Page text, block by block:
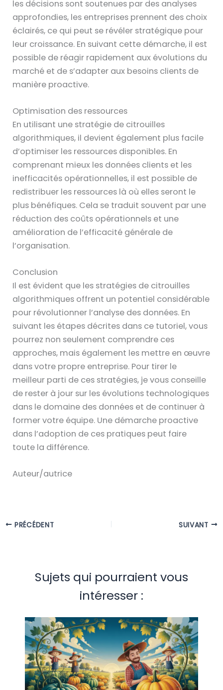
les décisions sont soutenues par des analyses
approfondies, les entreprises prennent des choix
éclairés, ce qui peut se révéler stratégique pour
leur croissance. En suivant cette démarche, il est
possible de réagir rapidement aux évolutions du
marché et de s’adapter aux besoins clients de
manière proactive.
Optimisation des ressources
En utilisant une stratégie de citrouilles
algorithmiques, il devient également plus facile
d’optimiser les ressources disponibles. En
comprenant mieux les données clients et les
inefficacités opérationnelles, il est possible de
redistribuer les ressources là où elles seront le
plus bénéfiques. Cela se traduit souvent par une
réduction des coûts opérationnels et une
amélioration de l’efficacité générale de
l’organisation.
Conclusion
Il est évident que les stratégies de citrouilles
algorithmiques offrent un potentiel considérable
pour révolutionner l’analyse des données. En
suivant les étapes décrites dans ce tutoriel, vous
pourrez non seulement comprendre ces
approches, mais également les mettre en œuvre
dans votre propre entreprise. Pour tirer le
meilleur parti de ces stratégies, je vous conseille
de rester à jour sur les évolutions technologiques
dans le domaine des données et de continuer à
former votre équipe. Une démarche proactive
dans l’adoption de ces pratiques peut faire
toute la différence.
Auteur/autrice
PRÉCÉDENT SUIVANT
Sujets qui pourraient vous
intéresser :